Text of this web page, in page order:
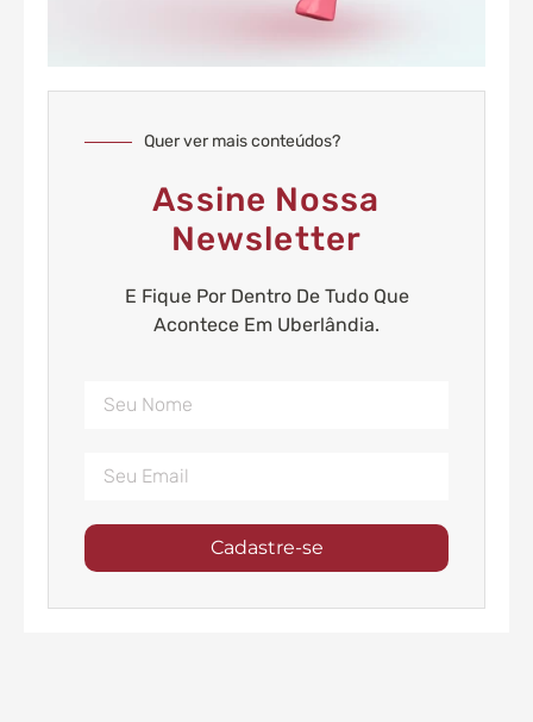
Quer ver mais conteúdos?
Assine Nossa
Newsletter
E Fique Por Dentro De Tudo Que
Acontece Em Uberlândia.
Cadastre-se